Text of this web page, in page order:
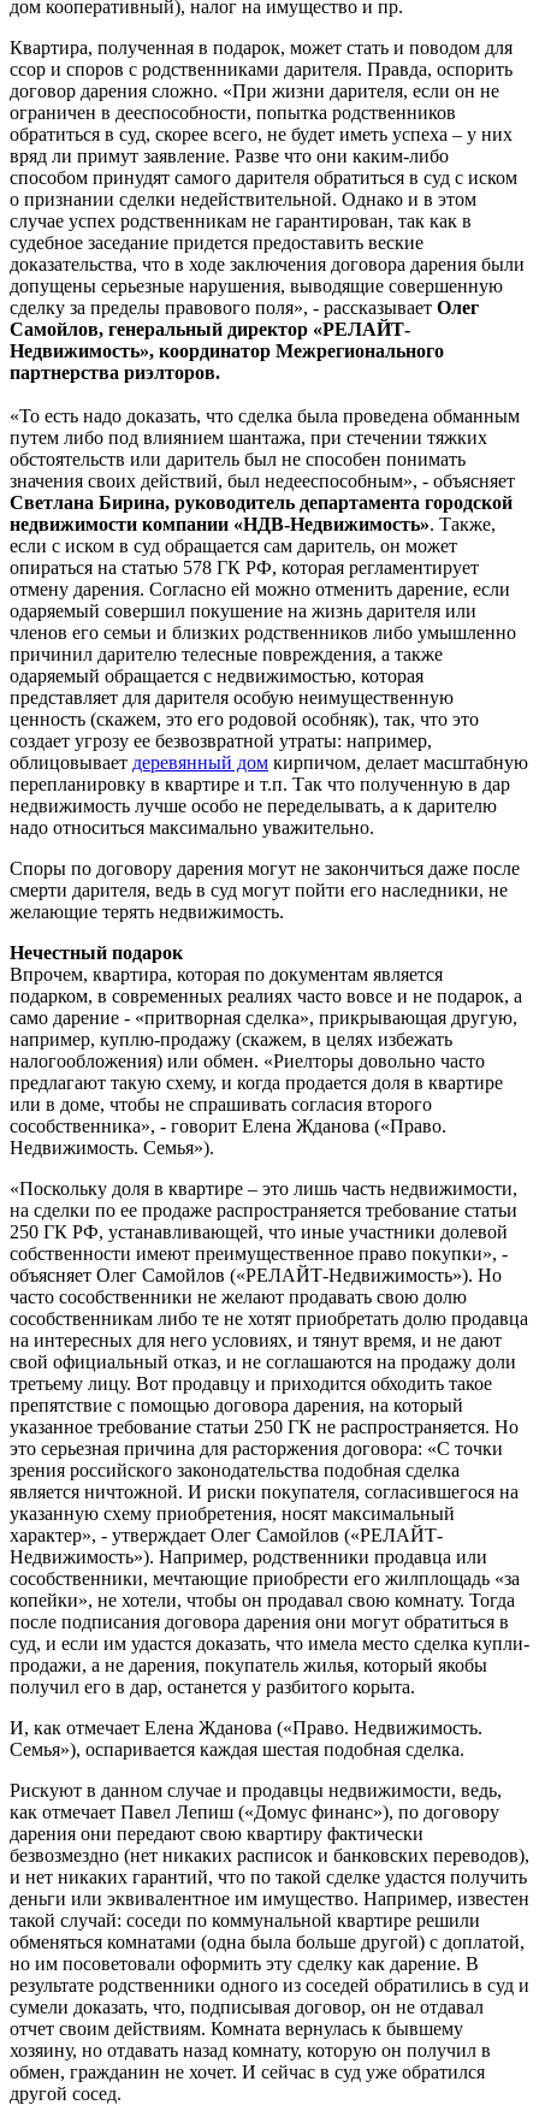
дом кооперативный), налог на имущество и пр.
Квартира, полученная в подарок, может стать и поводом для
ссор и споров с родственниками дарителя. Правда, оспорить
договор дарения сложно. «При жизни дарителя, если он не
ограничен в дееспособности, попытка родственников
обратиться в суд, скорее всего, не будет иметь успеха – у них
вряд ли примут заявление. Разве что они каким-либо
способом принудят самого дарителя обратиться в суд с иском
о признании сделки недействительной. Однако и в этом
случае успех родственникам не гарантирован, так как в
судебное заседание придется предоставить веские
доказательства, что в ходе заключения договора дарения были
допущены серьезные нарушения, выводящие совершенную
сделку за пределы правового поля», - рассказывает Олег
Самойлов, генеральный директор «РЕЛАЙТ-
Недвижимость», координатор Межрегионального
партнерства риэлторов.
«То есть надо доказать, что сделка была проведена обманным
путем либо под влиянием шантажа, при стечении тяжких
обстоятельств или даритель был не способен понимать
значения своих действий, был недееспособным», - объясняет
Светлана Бирина, руководитель департамента городской
недвижимости компании «НДВ-Недвижимость». Также,
если с иском в суд обращается сам даритель, он может
опираться на статью 578 ГК РФ, которая регламентирует
отмену дарения. Согласно ей можно отменить дарение, если
одаряемый совершил покушение на жизнь дарителя или
членов его семьи и близких родственников либо умышленно
причинил дарителю телесные повреждения, а также
одаряемый обращается с недвижимостью, которая
представляет для дарителя особую неимущественную
ценность (скажем, это его родовой особняк), так, что это
создает угрозу ее безвозвратной утраты: например,
облицовывает деревянный дом кирпичом, делает масштабную
перепланировку в квартире и т.п. Так что полученную в дар
недвижимость лучше особо не переделывать, а к дарителю
надо относиться максимально уважительно.
Споры по договору дарения могут не закончиться даже после
смерти дарителя, ведь в суд могут пойти его наследники, не
желающие терять недвижимость.
Нечестный подарок
Впрочем, квартира, которая по документам является
подарком, в современных реалиях часто вовсе и не подарок, а
само дарение - «притворная сделка», прикрывающая другую,
например, куплю-продажу (скажем, в целях избежать
налогообложения) или обмен. «Риелторы довольно часто
предлагают такую схему, и когда продается доля в квартире
или в доме, чтобы не спрашивать согласия второго
сособственника», - говорит Елена Жданова («Право.
Недвижимость. Семья»).
«Поскольку доля в квартире – это лишь часть недвижимости,
на сделки по ее продаже распространяется требование статьи
250 ГК РФ, устанавливающей, что иные участники долевой
собственности имеют преимущественное право покупки», -
объясняет Олег Самойлов («РЕЛАЙТ-Недвижимость»). Но
часто сособственники не желают продавать свою долю
сособственникам либо те не хотят приобретать долю продавца
на интересных для него условиях, и тянут время, и не дают
свой официальный отказ, и не соглашаются на продажу доли
третьему лицу. Вот продавцу и приходится обходить такое
препятствие с помощью договора дарения, на который
указанное требование статьи 250 ГК не распространяется. Но
это серьезная причина для расторжения договора: «С точки
зрения российского законодательства подобная сделка
является ничтожной. И риски покупателя, согласившегося на
указанную схему приобретения, носят максимальный
характер», - утверждает Олег Самойлов («РЕЛАЙТ-
Недвижимость»). Например, родственники продавца или
сособственники, мечтающие приобрести его жилплощадь «за
копейки», не хотели, чтобы он продавал свою комнату. Тогда
после подписания договора дарения они могут обратиться в
суд, и если им удастся доказать, что имела место сделка купли-
продажи, а не дарения, покупатель жилья, который якобы
получил его в дар, останется у разбитого корыта.
И, как отмечает Елена Жданова («Право. Недвижимость.
Семья»), оспаривается каждая шестая подобная сделка.
Рискуют в данном случае и продавцы недвижимости, ведь,
как отмечает Павел Лепиш («Домус финанс»), по договору
дарения они передают свою квартиру фактически
безвозмездно (нет никаких расписок и банковских переводов),
и нет никаких гарантий, что по такой сделке удастся получить
деньги или эквивалентное им имущество. Например, известен
такой случай: соседи по коммунальной квартире решили
обменяться комнатами (одна была больше другой) с доплатой,
но им посоветовали оформить эту сделку как дарение. В
результате родственники одного из соседей обратились в суд и
сумели доказать, что, подписывая договор, он не отдавал
отчет своим действиям. Комната вернулась к бывшему
хозяину, но отдавать назад комнату, которую он получил в
обмен, гражданин не хочет. И сейчас в суд уже обратился
другой сосед.